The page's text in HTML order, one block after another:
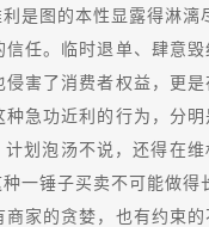
是图的本性显露得淋漓
。临时退单、肆意毁
害了消费者权益，更
急功近利的行为，分
划泡汤不说，还得在
一锤子买卖不可能做得
的贪婪，也有约束的